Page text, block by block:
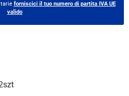
forniscici il tuo numero di partita IVA UE
valido